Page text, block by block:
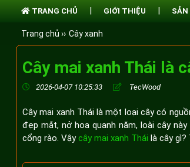
TRANG CHỦ GIỚI THIỆU SẢN
Trang chủ ›› Cây xanh
Cây mai xanh Thái là
2026-04-07 10:25:33 TecWood
Cây mai xanh Thái là một loại cây có
đẹp mắt, nở hoa quanh năm, loài cây
cổng rào. Vậycây mai xanh Thái là cây gì?